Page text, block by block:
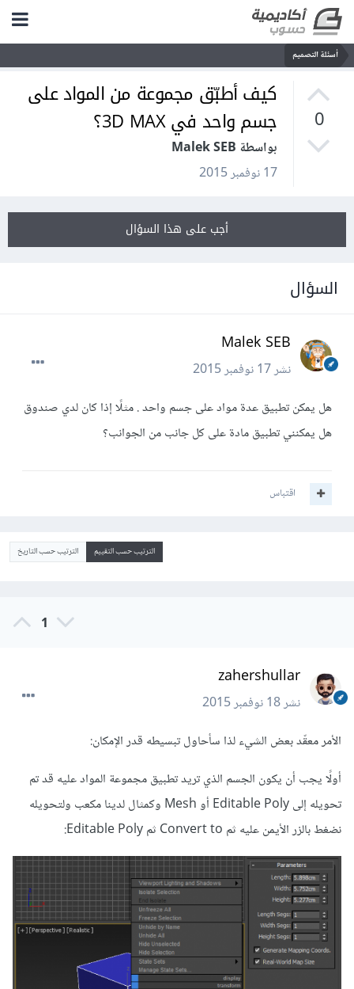
أسئلة التصميم
0
كيف أطبّق مجموعة من المواد على
جسم واحد في 3D MAX؟
بواسطة Malek SEB
17 نوفمبر 2015
أجب على هذا السؤال
السؤال
Malek SEB
نشر17 نوفمبر 2015
هل يمكن تطبيق عدة مواد على جسم واحد . مثلًا إذا كان لدي صندوق
هل يمكنني تطبيق مادة على كل جانب من الجوانب؟
اقتباس
الترتيب حسب التقييم الترتيب حسب التاريخ
1
zahershullar
نشر18 نوفمبر 2015
الأمر معقّد بعض الشيء لذا سأحاول تبسيطه قدر الإمكان:
أولًا يجب أن يكون الجسم الذي تريد تطبيق مجموعة المواد عليه قد تم
تحويله إلى Editable Poly أو Mesh وكمثال لدينا مكعب ولتحويله
نضغط بالزر الأيمن عليه ثم Convert to ثم Editable Poly: